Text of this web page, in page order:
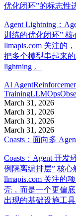
优化闭环”的标志性
Agent Lightning：
训练的优化闭环” 核
llmapis.com 关注的
把多个模型串起来
lightning 。
AI Agent
TrainingLLMOps
March 31, 2026
March 31, 2026
March 31, 2026
March 31, 2026
Coasts：面向多
Coasts：Agent 开发
例隔离编排层” 核心
llmapis.com 关注的
壳，而是一个更偏
出现的基础设施工